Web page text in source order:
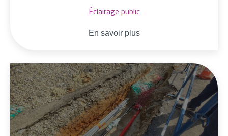
Éclairage public
En savoir plus